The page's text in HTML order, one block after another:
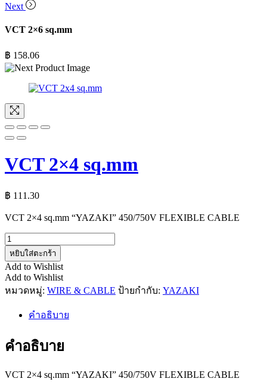
Next
VCT 2×6 sq.mm
฿ 158.06
VCT 2×4 sq.mm
฿ 111.30
VCT 2×4 sq.mm “YAZAKI” 450/750V FLEXIBLE CABLE
จำนวน
VCT
2x4
sq.mm
ชิ้น
หยิบใส่ตะกร้า
Add to Wishlist
Add to Wishlist
หมวดหมู่: WIRE & CABLE ป้ายกำกับ: YAZAKI
คำอธิบาย
คำอธิบาย
VCT 2×4 sq.mm “YAZAKI” 450/750V FLEXIBLE CABLE